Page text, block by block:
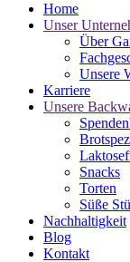
Home
Unser
Über
Unsere
Karriere
Unsere
Snacks
Torten
Süße
Nachhaltigkeit
Blog
Kontakt